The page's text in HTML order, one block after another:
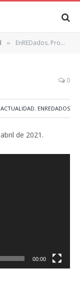
» EnREDados. Programa 33
0
ACTUALIDAD, ENREDADOS
de 2021.
00:00